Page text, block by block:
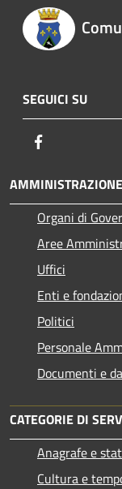
SEGUICI SU
AMMINISTRAZIONE
Organi di
Aree
Uffici
Enti e
Politici
Personale
Documenti e
CATEGORIE DI
Anagrafe e
Cultura e